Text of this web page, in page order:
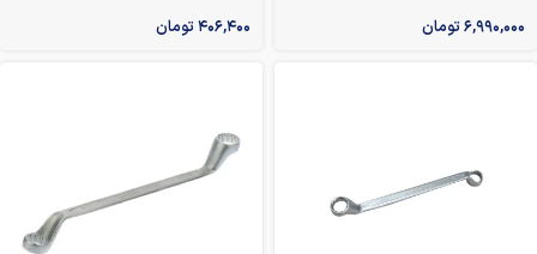
۶,۹۹۰,۰۰۰تومان
۴۰۶,۴۰۰تومان